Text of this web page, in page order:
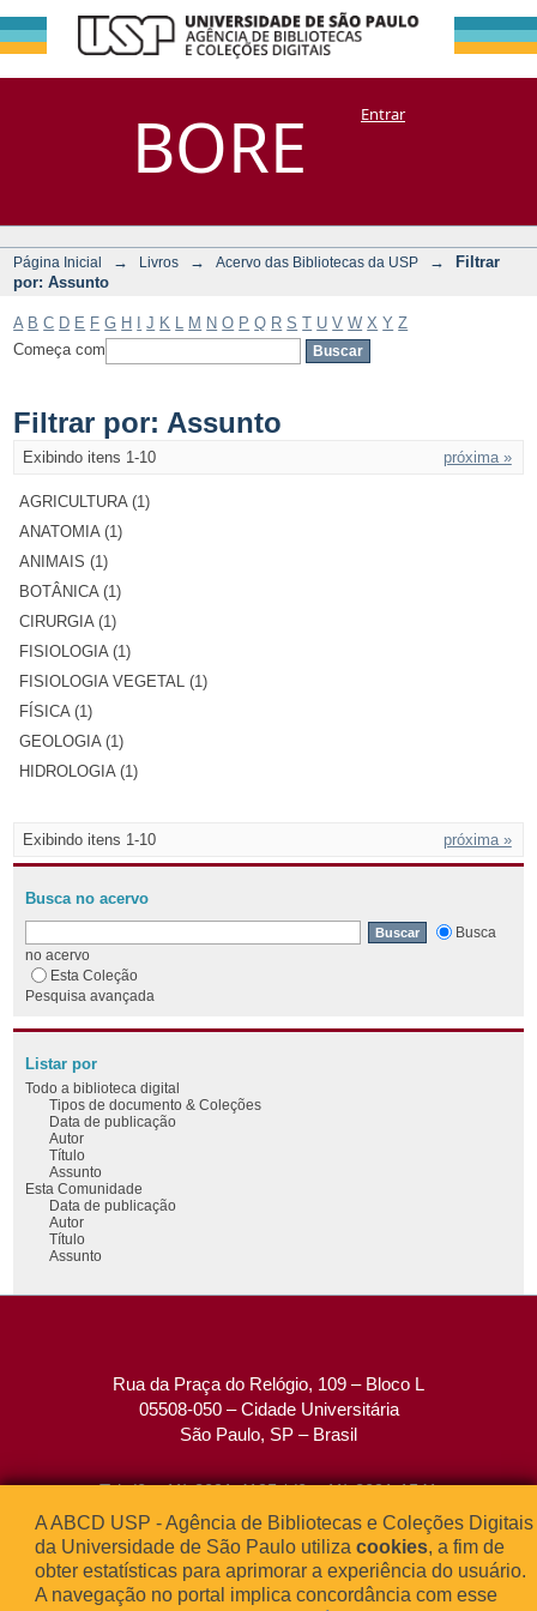
BORE
Filtrar por:
Assunto
DSpace/Manakin + CoriscoEntrar
Página Inicial → Livros → Acervo das Bibliotecas da USP →
Filtrar
por: Assunto
A B C D E F G H J K M N O P Q R S T U V W X Y Z
Começa com
Filtrar por: Assunto
Exibindo itens 1-10 próxima »
AGRICULTURA (1)
ANATOMIA (1)
ANIMAIS (1)
BOTÂNICA (1)
CIRURGIA (1)
FISIOLOGIA (1)
FISIOLOGIA VEGETAL (1)
FÍSICA (1)
GEOLOGIA (1)
HIDROLOGIA (1)
Exibindo itens 1-10 próxima »
Busca no acervo
Busca
no acervo
Esta Coleção
Pesquisa avançada
Listar por
Todo a biblioteca digital
Tipos de documento & Coleções
Data de publicação
Autor
Título
Assunto
Esta Comunidade
Data de publicação
Autor
Título
Assunto
Rua da Praça do Relógio, 109 – Bloco L
05508-050 – Cidade Universitária
São Paulo, SP – Brasil
Tel: (0xx11) 3091-4195 / (0xx11) 3091-1541
Fax: (0xx11) 3091-1567
E-mail:atendimento@abcd.usp.br
A ABCD USP - Agência de Bibliotecas e Coleções Digitais
da Universidade de São Paulo utiliza cookies, a fim de
obter estatísticas para aprimorar a experiência do usuário.
A navegação no portal implica concordância com esse